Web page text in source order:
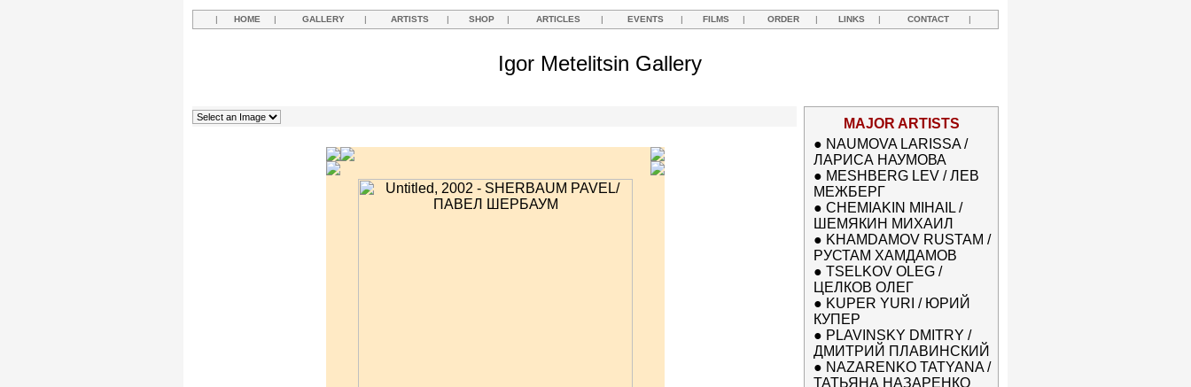
| HOME | GALLERY | ARTISTS | SHOP | ARTICLES | EVENTS | FILMS | ORDER | LINKS | CONTACT |
Igor Metelitsin Gallery
MAJOR ARTISTS
● NAUMOVA LARISSA /
ЛАРИСА НАУМОВА
● MESHBERG LEV / ЛЕВ
МЕЖБЕРГ
● CHEMIAKIN MIHAIL /
ШЕМЯКИН МИХАИЛ
● KHAMDAMOV RUSTAM /
РУСТАМ ХАМДАМОВ
● TSELKOV OLEG /
ЦЕЛКОВ ОЛЕГ
● KUPER YURI / ЮРИЙ
КУПЕР
● PLAVINSKY DMITRY /
ДМИТРИЙ ПЛАВИНСКИЙ
● NAZARENKO TATYANA /
ТАТЬЯНА НАЗАРЕНКО